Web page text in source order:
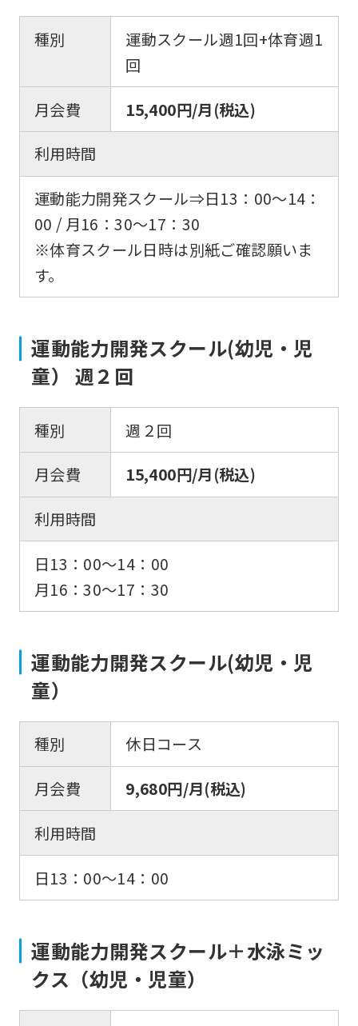
種別
運動スクール週1回+体育週1
回
月会費
15,400円/月(税込)
利用時間
運動能力開発スクール⇒日13：00〜14：
00 / 月16：30〜17：30
※体育スクール日時は別紙ご確認願いま
す。
運動能力開発スクール(幼児・児
童） 週２回
種別
週２回
月会費
15,400円/月(税込)
利用時間
日13：00〜14：00
月16：30〜17：30
運動能力開発スクール(幼児・児
童）
種別
休日コース
月会費
9,680円/月(税込)
利用時間
日13：00〜14：00
運動能力開発スクール＋水泳ミッ
クス（幼児・児童）